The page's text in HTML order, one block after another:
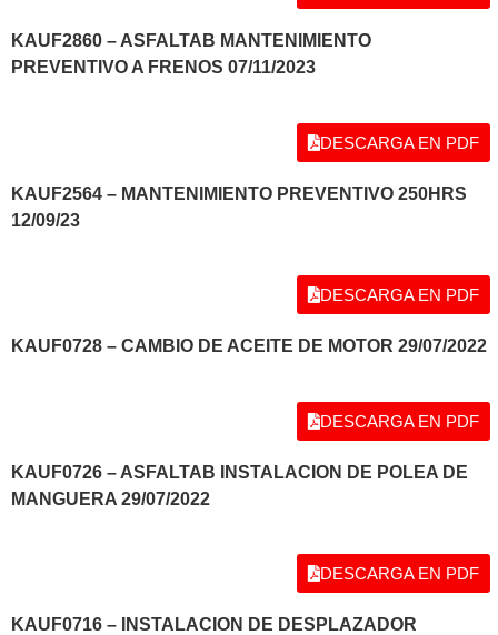
KAUF2860 – ASFALTAB MANTENIMIENTO
PREVENTIVO A FRENOS 07/11/2023
DESCARGA EN PDF
KAUF2564 – MANTENIMIENTO PREVENTIVO 250HRS
12/09/23
DESCARGA EN PDF
KAUF0728 – CAMBIO DE ACEITE DE MOTOR 29/07/2022
DESCARGA EN PDF
KAUF0726 – ASFALTAB INSTALACION DE POLEA DE
MANGUERA 29/07/2022
DESCARGA EN PDF
KAUF0716 – INSTALACION DE DESPLAZADOR